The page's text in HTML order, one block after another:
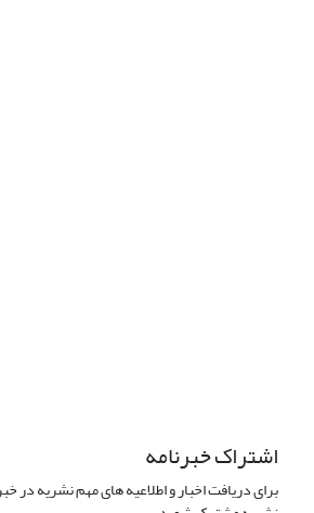
اشتراک خبرنامه
برای دریافت اخبار و اطلاعیه های مهم نشریه در